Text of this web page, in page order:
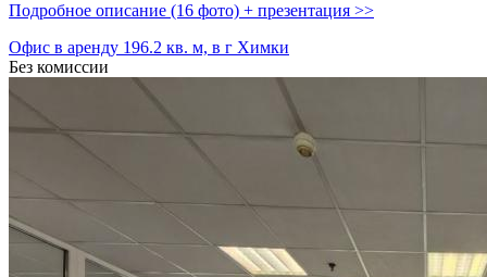
Подробное описание (16 фото) + презентация >>
Офис в аренду 196.2 кв. м, в г Химки
Без комиссии